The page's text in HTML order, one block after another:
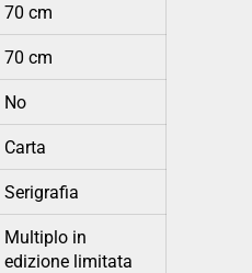
70 cm
70 cm
No
Carta
Serigrafia
Multiplo in
edizione limitata